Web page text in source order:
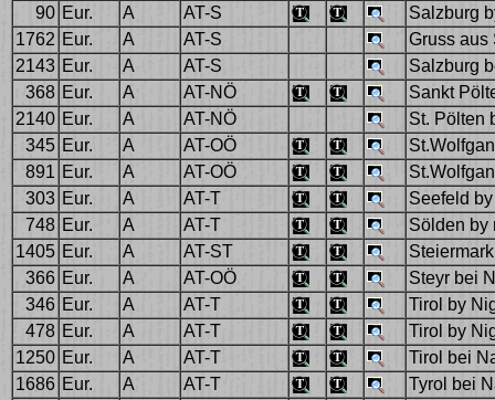
90 Eur. A AT-S
Salzburg
1762 Eur. A AT-S
Gruss aus
2143 Eur. A AT-S
Salzburg
368 Eur. A AT-NÖ
Sankt
2140 Eur. A AT-NÖ
St. Pölten
345 Eur. A AT-OÖ
891 Eur. A AT-OÖ
303 Eur. A AT-T
Seefeld
748 Eur. A AT-T
Sölden by
1405 Eur. A AT-ST
366 Eur. A AT-OÖ
Steyr bei
346 Eur. A AT-T
Tirol by
478 Eur. A AT-T
Tirol by
1250 Eur. A AT-T
Tirol bei
1686 Eur. A AT-T
Tyrol bei